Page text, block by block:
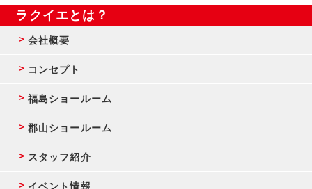
ラクイエとは？
会社概要
コンセプト
福島ショールーム
郡山ショールーム
スタッフ紹介
イベント情報